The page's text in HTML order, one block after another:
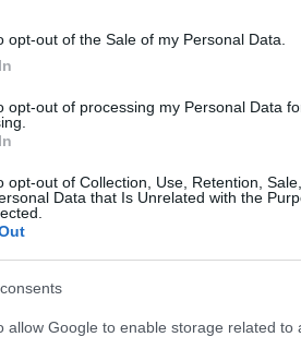
opt-out of the Sale of my Personal Data.
opt-out of processing my Personal Data
opt-out of Collection, Use, Retention,
Data that Is Unrelated with the
allow Google to enable storage related to
video pubblicato su
la domanda che molti si
di questa modalità
con il pubblico e la capacità